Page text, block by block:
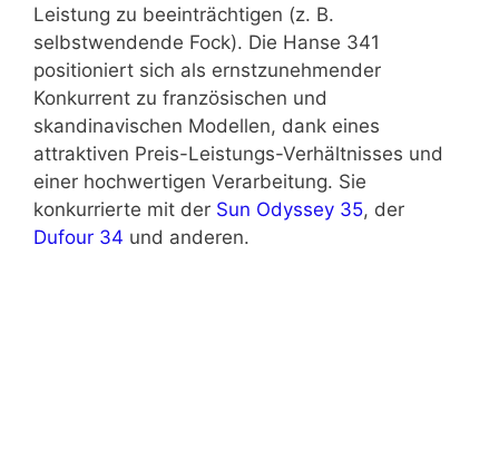
Leistung zu beeinträchtigen (z. B.
selbstwendende Fock). Die Hanse 341
positioniert sich als ernstzunehmender
Konkurrent zu französischen und
skandinavischen Modellen, dank eines
attraktiven Preis-Leistungs-Verhältnisses und
einer hochwertigen Verarbeitung. Sie
konkurrierte mit der Sun Odyssey 35, der
Dufour 34 und anderen.